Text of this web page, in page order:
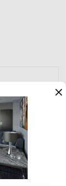
natural Tela
×